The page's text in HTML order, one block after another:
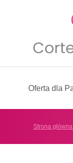
Oferta dla
Strona główna